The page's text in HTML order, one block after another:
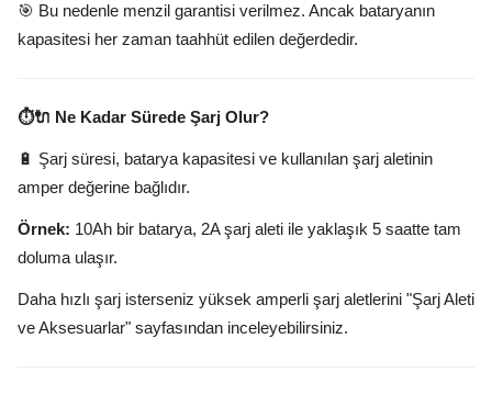
🎯 Bu nedenle menzil garantisi verilmez. Ancak bataryanın
kapasitesi her zaman taahhüt edilen değerdedir.
⏱️🔌 Ne Kadar Sürede Şarj Olur?
🔋 Şarj süresi, batarya kapasitesi ve kullanılan şarj aletinin
amper değerine bağlıdır.
Örnek: 10Ah bir batarya, 2A şarj aleti ile yaklaşık 5 saatte tam
doluma ulaşır.
Daha hızlı şarj isterseniz yüksek amperli şarj aletlerini "Şarj Aleti
ve Aksesuarlar" sayfasından inceleyebilirsiniz.